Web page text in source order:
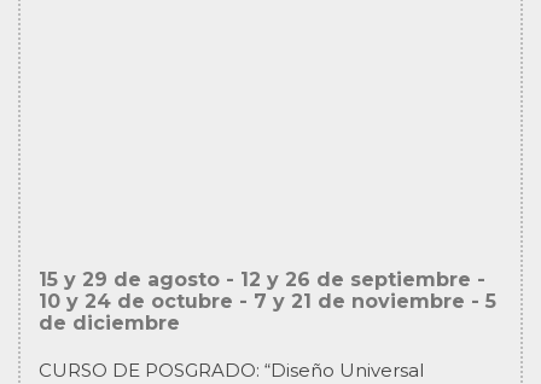
15 y 29 de agosto - 12 y 26 de septiembre -
10 y 24 de octubre - 7 y 21 de noviembre - 5
de diciembre
CURSO DE POSGRADO: “Diseño Universal